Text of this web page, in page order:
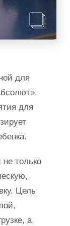
для
для
только
Цель
а